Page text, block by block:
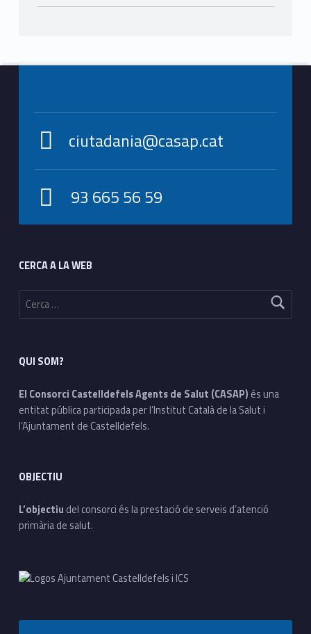
Footer info sidebar
ciutadania@casap.cat
93 665 56 59
CERCA A LA WEB
Cerca:
QUI SOM?
El Consorci Castelldefels Agents de Salut (CASAP) és una
entitat pública participada per l’Institut Català de la Salut i
l’Ajuntament de Castelldefels.
OBJECTIU
L’objectiu del consorci és la prestació de serveis d’atenció
primària de salut.